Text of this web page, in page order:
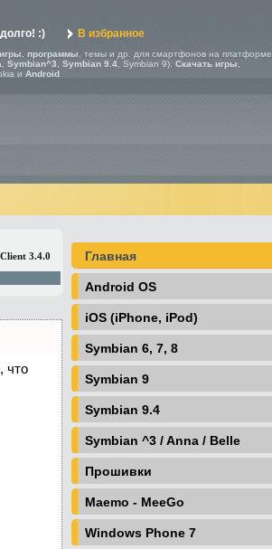
:) В избранное
игры программы , темы и др. для смартфонов на платформе
Symbian^3 Symbian 9.4 , Symbian 9). Скачать игры
и Android
3.4.0
что
Главная
Android OS
iOS (iPhone, iPod)
Symbian 6, 7, 8
Symbian 9
Symbian 9.4
Symbian ^3 / Anna / Belle
Прошивки
Maemo - MeeGo
Windows Phone 7